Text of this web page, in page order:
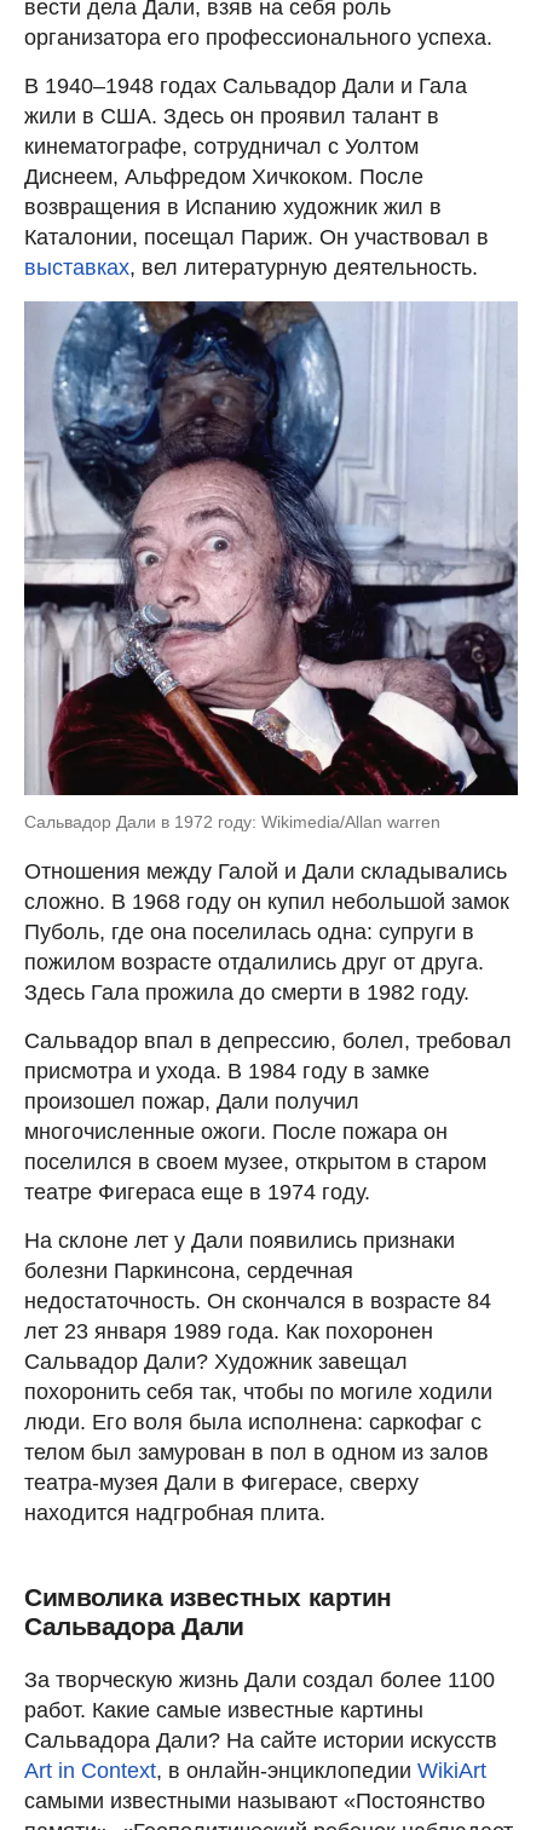
вести дела Дали, взяв на себя роль
организатора его профессионального успеха.
В 1940–1948 годах Сальвадор Дали и Гала
жили в США. Здесь он проявил талант в
кинематографе, сотрудничал с Уолтом
Диснеем, Альфредом Хичкоком. После
возвращения в Испанию художник жил в
Каталонии, посещал Париж. Он участвовал в
выставках, вел литературную деятельность.
Сальвадор Дали в 1972 году: Wikimedia/Allan warren
Отношения между Галой и Дали складывались
сложно. В 1968 году он купил небольшой замок
Пуболь, где она поселилась одна: супруги в
пожилом возрасте отдалились друг от друга.
Здесь Гала прожила до смерти в 1982 году.
Сальвадор впал в депрессию, болел, требовал
присмотра и ухода. В 1984 году в замке
произошел пожар, Дали получил
многочисленные ожоги. После пожара он
поселился в своем музее, открытом в старом
театре Фигераса еще в 1974 году.
На склоне лет у Дали появились признаки
болезни Паркинсона, сердечная
недостаточность. Он скончался в возрасте 84
лет 23 января 1989 года. Как похоронен
Сальвадор Дали? Художник завещал
похоронить себя так, чтобы по могиле ходили
люди. Его воля была исполнена: саркофаг с
телом был замурован в пол в одном из залов
театра-музея Дали в Фигерасе, сверху
находится надгробная плита.
Символика известных картин
Сальвадора Дали
За творческую жизнь Дали создал более 1100
работ. Какие самые известные картины
Сальвадора Дали? На сайте истории искусств
Art in Context, в онлайн-энциклопедии WikiArt
самыми известными называют «Постоянство